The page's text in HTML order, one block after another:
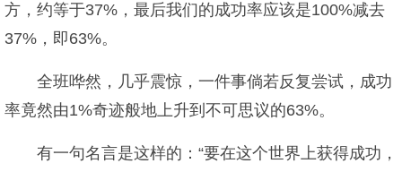
方，约等于37%，最后我们的成功率应该是100%减去
37%，即63%。
全班哗然，几乎震惊，一件事倘若反复尝试，成功
率竟然由1%奇迹般地上升到不可思议的63%。
有一句名言是这样的：“要在这个世界上获得成功，